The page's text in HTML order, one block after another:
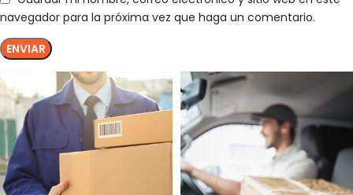
navegador para la próxima vez que haga un comentario.